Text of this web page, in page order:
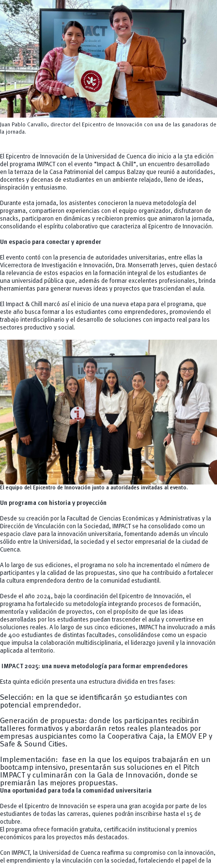
y Agropecuarias
MOVERU
Posgrados
Radio Universitaria
Salud
Sostenibilidad
Vinculación
Juan Pablo Carvallo, director del Epicentro de Innovación con una de las ganadoras de
la jornada.
El Epicentro de Innovación de la Universidad de Cuenca dio inicio a la 5ta edición
del programa IMPACT con el evento “Impact & Chill”, un encuentro desarrollado
en la terraza de la Casa Patrimonial del campus Balzay que reunió a autoridades,
docentes y decenas de estudiantes en un ambiente relajado, lleno de ideas,
inspiración y entusiasmo.
Durante esta jornada, los asistentes conocieron la nueva metodología del
programa, compartieron experiencias con el equipo organizador, disfrutaron de
snacks, participaron en dinámicas y recibieron premios que animaron la jornada,
consolidando el espíritu colaborativo que caracteriza al Epicentro de Innovación.
Un espacio para conectar y aprender
El evento contó con la presencia de autoridades universitarias, entre ellas la
Vicerrectora de Investigación e Innovación, Dra. Monserrath Jerves, quien destacó
la relevancia de estos espacios en la formación integral de los estudiantes de
una universidad pública que, además de formar excelentes profesionales, brinda
herramientas para generar nuevas ideas y proyectos que trasciendan el aula.
El Impact & Chill marcó así el inicio de una nueva etapa para el programa, que
este año busca formar a los estudiantes como emprendedores, promoviendo el
trabajo interdisciplinario y el desarrollo de soluciones con impacto real para los
sectores productivo y social.
El equipo del Epicentro de Innovación junto a autoridades invitadas al evento.
Un programa con historia y proyección
Desde su creación por la Facultad de Ciencias Económicas y Administrativas y la
Dirección de Vinculación con la Sociedad, IMPACT se ha consolidado como un
espacio clave para la innovación universitaria, fomentando además un vínculo
sólido entre la Universidad, la sociedad y el sector empresarial de la ciudad de
Cuenca.
A lo largo de sus ediciones, el programa no solo ha incrementado el número de
participantes y la calidad de las propuestas, sino que ha contribuido a fortalecer
la cultura emprendedora dentro de la comunidad estudiantil.
Desde el año 2024, bajo la coordinación del Epicentro de Innovación, el
programa ha fortalecido su metodología integrando procesos de formación,
mentoría y validación de proyectos, con el propósito de que las ideas
desarrolladas por los estudiantes puedan trascender el aula y convertirse en
soluciones reales. A lo largo de sus cinco ediciones, IMPACT ha involucrado a más
de 400 estudiantes de distintas facultades, consolidándose como un espacio
que impulsa la colaboración multidisciplinaria, el liderazgo juvenil y la innovación
aplicada al territorio.
IMPACT 2025: una nueva metodología para formar emprendedores
Esta quinta edición presenta una estructura dividida en tres fases:
Selección: en la que se identificarán 50 estudiantes con
potencial emprendedor.
Generación de propuesta: donde los participantes recibirán
talleres formativos y abordarán retos reales planteados por
empresas auspiciantes como la Cooperativa Caja, la EMOV EP y
Safe & Sound Cities.
Implementación: fase en la que los equipos trabajarán en un
bootcamp intensivo, presentarán sus soluciones en el Pitch
IMPACT
y culminarán con la Gala de Innovación, donde se
premiarán las mejores propuestas.
Una oportunidad para toda la comunidad universitaria
Desde el Epicentro de Innovación se espera una gran acogida por parte de los
estudiantes de todas las carreras, quienes podrán inscribirse hasta el 15 de
octubre.
El programa ofrece formación gratuita, certificación institucional y premios
económicos para los proyectos más destacados.
Con IMPACT, la Universidad de Cuenca reafirma su compromiso con la innovación,
el emprendimiento y la vinculación con la sociedad, fortaleciendo el papel de la